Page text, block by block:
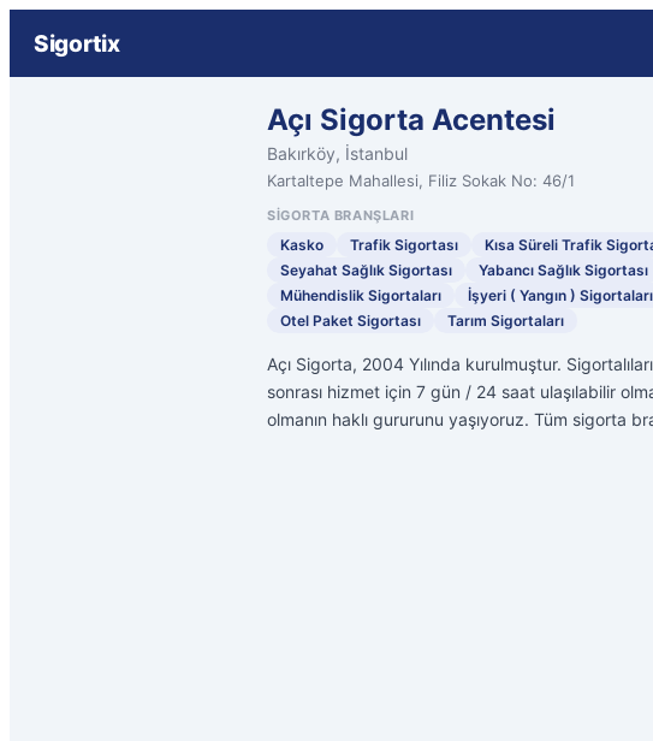
Sigortix
Açı Sigorta Acentesi
Bakırköy, İstanbul
Kartaltepe Mahallesi, Filiz Sokak No: 46/1
SIGORTA BRANŞLARI
Kasko Trafik Sigortası Kısa Süreli Trafik
Seyahat Sağlık Sigortası
Yabancı Sağlık Sigortası
Mühendislik Sigortaları
İşyeri ( Yangın ) Sigortaları
Otel Paket Sigortası
Tarım Sigortaları
Açı Sigorta, 2004 Yılında kurulmuştur.
sonrası hizmet için 7 gün / 24 saat ulaşılabilir
olmanın haklı gururunu yaşıyoruz. Tüm sigorta